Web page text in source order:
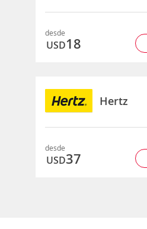
desde
USD18
Hertz
desde
USD37